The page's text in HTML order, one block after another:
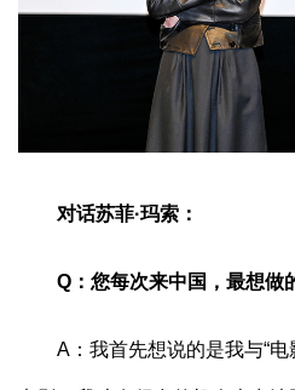
对话苏菲·玛索：
Q：您每次来中国，最想做
A：我首先想说的是我与“电